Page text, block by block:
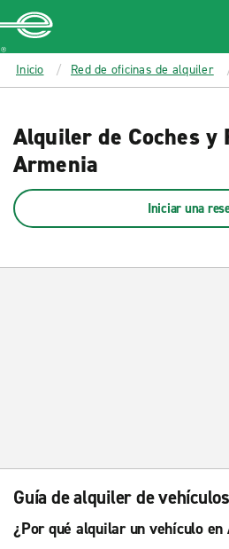
MAIN
CONTENT
Enterprise
Inicio Red de oficinas de alquiler
Alquiler de Coches y
Armenia
Iniciar una
Guía de alquiler de
¿Por qué alquilar un vehículo en